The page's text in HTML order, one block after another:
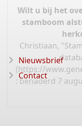
Wilt u bij het
stamboom
Christiaan,
(https://
: benaderd 7
Nieuwsbrief
Contact